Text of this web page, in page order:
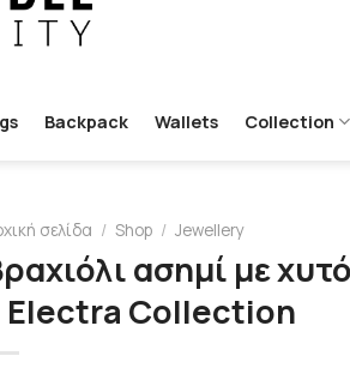
Backpack Wallets Collection
σελίδα / Shop / Jewellery
ασημί με
Electra Collection